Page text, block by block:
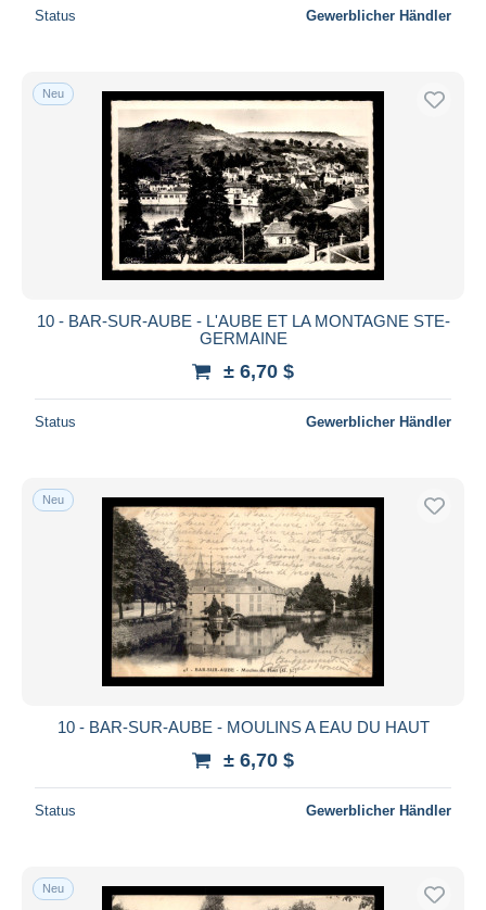
Status Gewerblicher Händler
Neu
10 - BAR-SUR-AUBE - L'AUBE ET LA MONTAGNE STE-
GERMAINE
± 6,70 $
Status Gewerblicher Händler
Neu
10 - BAR-SUR-AUBE - MOULINS A EAU DU HAUT
± 6,70 $
Status Gewerblicher Händler
Neu